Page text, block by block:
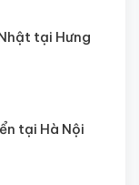
tại Hưng
tại Hà Nội